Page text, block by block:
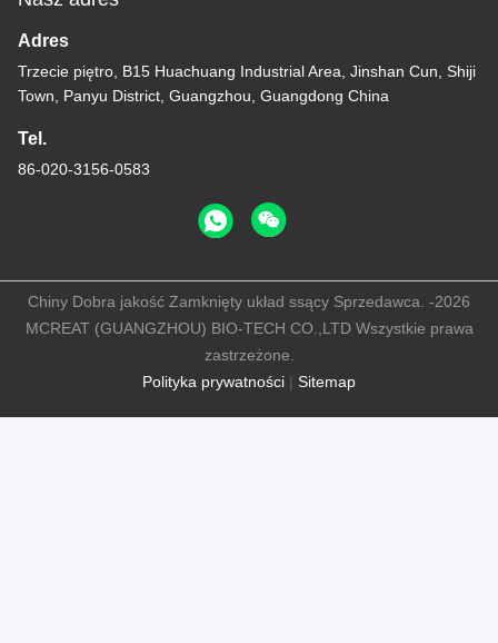
Adres
Trzecie piętro, B15 Huachuang Industrial Area, Jinshan Cun, Shiji
Town, Panyu District, Guangzhou, Guangdong China
Tel.
86-020-3156-0583
Polityka prywatności | Sitemap
Chiny Dobra jakość Zamknięty układ ssący Sprzedawca. -2026
MCREAT (GUANGZHOU) BIO-TECH CO.,LTD Wszystkie prawa
zastrzeżone.